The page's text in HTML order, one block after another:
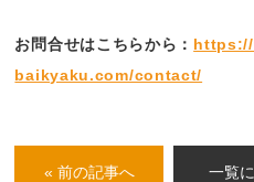
お問合せはこちらから：
baikyaku.com/contact/
« 前の記事へ 一覧